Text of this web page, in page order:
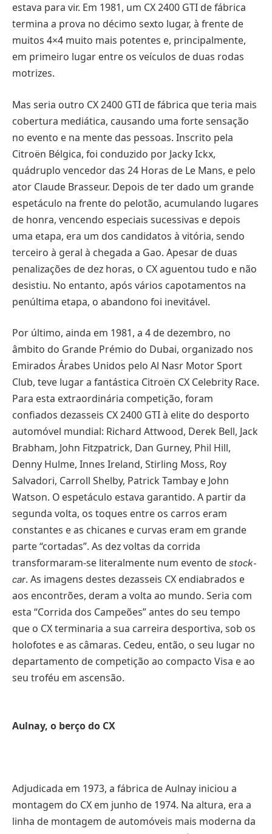
estava para vir. Em 1981, um CX 2400 GTI de fábrica
termina a prova no décimo sexto lugar, à frente de
muitos 4×4 muito mais potentes e, principalmente,
em primeiro lugar entre os veículos de duas rodas
motrizes.
Mas seria outro CX 2400 GTI de fábrica que teria mais
cobertura mediática, causando uma forte sensação
no evento e na mente das pessoas. Inscrito pela
Citroën Bélgica, foi conduzido por Jacky Ickx,
quádruplo vencedor das 24 Horas de Le Mans, e pelo
ator Claude Brasseur. Depois de ter dado um grande
espetáculo na frente do pelotão, acumulando lugares
de honra, vencendo especiais sucessivas e depois
uma etapa, era um dos candidatos à vitória, sendo
terceiro à geral à chegada a Gao. Apesar de duas
penalizações de dez horas, o CX aguentou tudo e não
desistiu. No entanto, após vários capotamentos na
penúltima etapa, o abandono foi inevitável.
Por último, ainda em 1981, a 4 de dezembro, no
âmbito do Grande Prémio do Dubai, organizado nos
Emirados Árabes Unidos pelo Al Nasr Motor Sport
Club, teve lugar a fantástica Citroën CX Celebrity Race.
Para esta extraordinária competição, foram
confiados dezasseis CX 2400 GTI à elite do desporto
automóvel mundial: Richard Attwood, Derek Bell, Jack
Brabham, John Fitzpatrick, Dan Gurney, Phil Hill,
Denny Hulme, Innes Ireland, Stirling Moss, Roy
Salvadori, Carroll Shelby, Patrick Tambay e John
Watson. O espetáculo estava garantido. A partir da
segunda volta, os toques entre os carros eram
constantes e as chicanes e curvas eram em grande
parte “cortadas”. As dez voltas da corrida
transformaram-se literalmente num evento de stock-
car. As imagens destes dezasseis CX endiabrados e
aos encontrões, deram a volta ao mundo. Seria com
esta “Corrida dos Campeões” antes do seu tempo
que o CX terminaria a sua carreira desportiva, sob os
holofotes e as câmaras. Cedeu, então, o seu lugar no
departamento de competição ao compacto Visa e ao
seu troféu em ascensão.
Aulnay, o berço do CX
Adjudicada em 1973, a fábrica de Aulnay iniciou a
montagem do CX em junho de 1974. Na altura, era a
linha de montagem de automóveis mais moderna da